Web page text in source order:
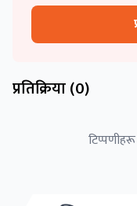
प्रतिक्रिया (0)